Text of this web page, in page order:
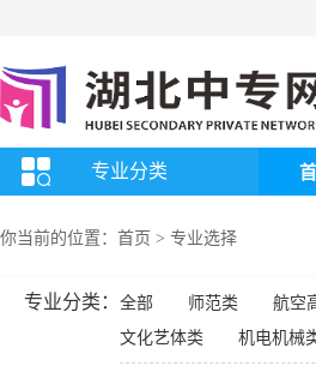
专业分类
你当前的位置： 首页 > 专业选择
专业分类： 全部 师范类 航空
文化艺体类
机电机械